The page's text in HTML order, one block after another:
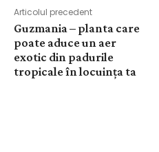
Articolul precedent
Guzmania – planta care
poate aduce un aer
exotic din padurile
tropicale în locuința ta